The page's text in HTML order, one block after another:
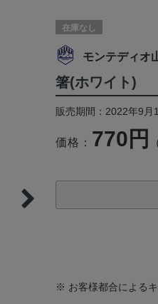
在庫なし
モンテディオ
箸(ホワイト)
販売期間：2022年9
価格： 770円
※ お客様都合による